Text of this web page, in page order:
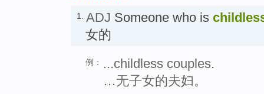
1. ADJ Someone who is
女的
例：
...childless couples.
…无子女的夫妇。